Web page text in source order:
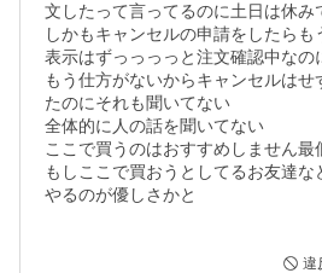
文したって言ってるのに土日は休み
しかもキャンセルの申請をしたらも
表示はずっっっっと注文確認中なの
もう仕方がないからキャンセルはせ
たのにそれも聞いてない
全体的に人の話を聞いてない
ここで買うのはおすすめしません最
もしここで買おうとしてるお友達な
やるのが優しさかと
違